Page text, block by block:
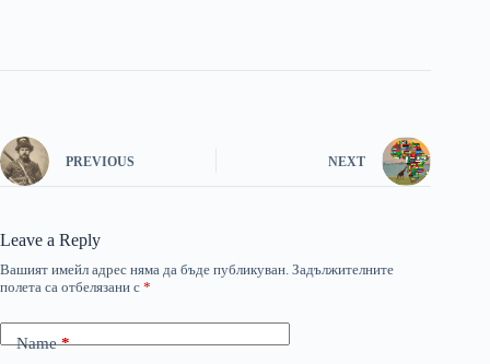
PREVIOUS NEXT
Leave a Reply
Вашият имейл адрес няма да бъде публикуван. Задължителните
полета са отбелязани с *
Name*